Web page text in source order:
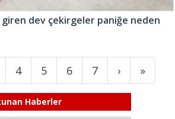
dev çekirgeler paniğe neden
4 5 6 7 › »
Haberler